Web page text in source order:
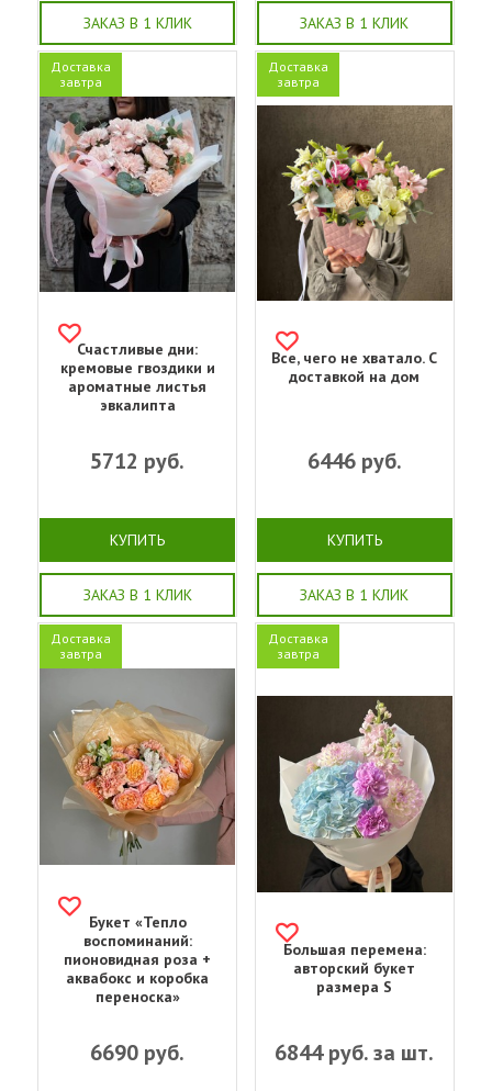
ЗАКАЗ В 1 КЛИК ЗАКАЗ В 1 КЛИК
Доставка
завтра
Счастливые дни:
кремовые гвоздики и
ароматные листья
эвкалипта
5712 руб.
КУПИТЬ
ЗАКАЗ В 1 КЛИК
Доставка
завтра
Все, чего не хватало. С
доставкой на дом
6446руб.
КУПИТЬ
ЗАКАЗ В 1 КЛИК
Доставка
завтра
Букет «Тепло
воспоминаний:
пионовидная роза +
аквабокс и коробка
переноска»
6690 руб.
Доставка
завтра
Большая перемена:
авторский букет
размера S
6844руб. за шт.